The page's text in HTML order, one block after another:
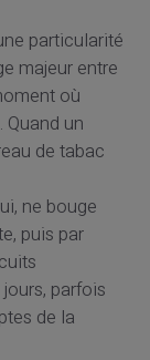
particularité
majeur entre
où
un
de tabac
ne bouge
puis par
parfois
de la